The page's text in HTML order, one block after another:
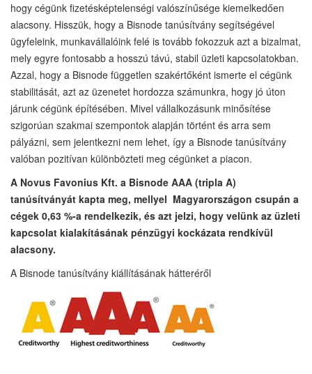
hogy cégünk fizetésképtelenségi valószínűsége kiemelkedően
alacsony. Hisszük, hogy a Bisnode tanúsítvány segítségével
ügyfeleink, munkavállalóink felé is tovább fokozzuk azt a bizalmat,
mely egyre fontosabb a hosszú távú, stabil üzleti kapcsolatokban.
Azzal, hogy a Bisnode független szakértőként ismerte el cégünk
stabilitását, azt az üzenetet hordozza számunkra, hogy jó úton
járunk cégünk építésében. Mivel vállalkozásunk minősítése
szigorúan szakmai szempontok alapján történt és arra sem
pályázni, sem jelentkezni nem lehet, így a Bisnode tanúsítvány
valóban pozitívan különbözteti meg cégünket a piacon.
A Novus Favonius Kft. a Bisnode AAA (tripla A)
tanúsítványát kapta meg, mellyel Magyarországon csupán a
cégek 0,63 %-a rendelkezik, és azt jelzi, hogy velünk az üzleti
kapcsolat kialakításának pénzügyi kockázata rendkívül
alacsony.
A Bisnode tanúsítvány kiállításának hátteréről